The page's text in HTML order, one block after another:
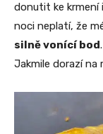
donutit ke krmení
noci neplatí, že
silně vonící bod
Jakmile dorazí